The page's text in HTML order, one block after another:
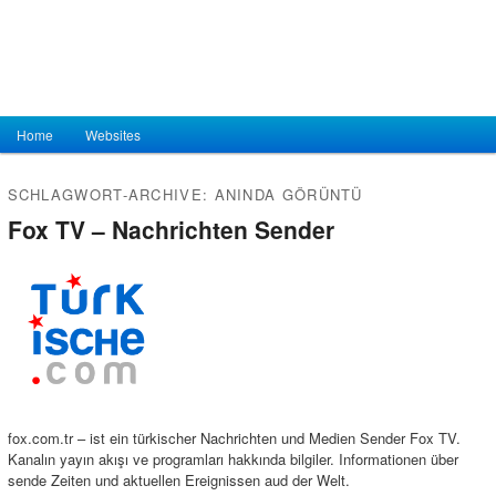
Hauptmenü
Zum Inhalt wechseln
Zum sekundären Inhalt wechseln
Home Websites
SCHLAGWORT-ARCHIVE: ANINDA GÖRÜNTÜ
Fox TV – Nachrichten Sender
fox.com.tr – ist ein türkischer Nachrichten und Medien Sender Fox TV.
Kanalın yayın akışı ve programları hakkında bilgiler. Informationen über
sende Zeiten und aktuellen Ereignissen aud der Welt.